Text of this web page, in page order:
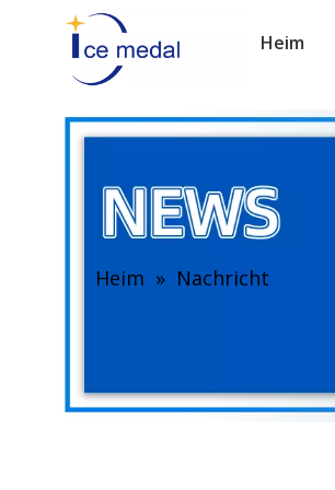
Heim
Heim » Nachricht